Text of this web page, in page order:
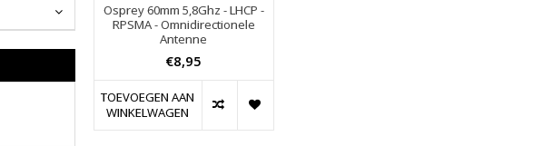
Osprey 60mm 5,8Ghz - LHCP -
RPSMA - Omnidirectionele
Antenne
€8,95
TOEVOEGEN AAN
WINKELWAGEN